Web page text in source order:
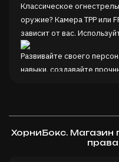
Классическое
оружие? Камера TPP или
зависит от вас.
Развивайте своего
навыки, создавайте
для себя нелинейный
возможных финалов. Все
ХорниБокс. Магазин